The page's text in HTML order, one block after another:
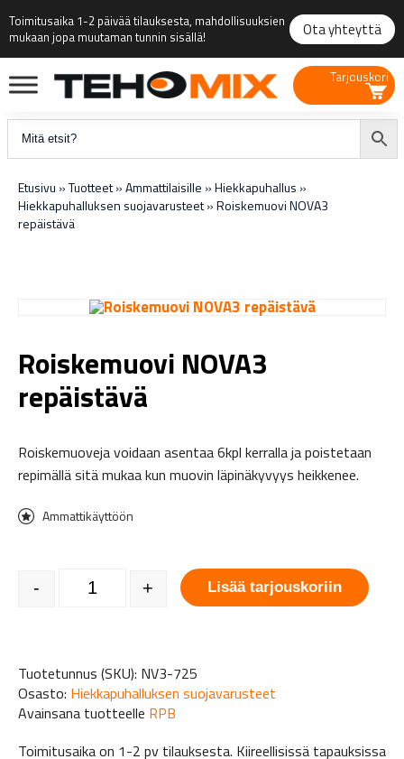
Toimitusaika 1-2 päivää tilauksesta, mahdollisuuksien
mukaan jopa muutaman tunnin sisällä!
Ota yhteyttä
Tarjouskori
Etusivu »Tuotteet»Ammattilaisille »Hiekkapuhallus »
Hiekkapuhalluksen suojavarusteet»Roiskemuovi NOVA3
repäistävä
Roiskemuovi NOVA3
repäistävä
Roiskemuoveja voidaan asentaa 6kpl kerralla ja poistetaan
repimällä sitä mukaa kun muovin läpinäkyvyys heikkenee.
Ammattikäyttöön
Roiskemuovi NOVA3 repäistävä määrä
- + Lisää tarjouskoriin
Tuotetunnus (SKU): NV3-725
Osasto: Hiekkapuhalluksen suojavarusteet
Avainsana tuotteelle RPB
Toimitusaika on 1-2 pv tilauksesta. Kiireellisissä tapauksissa